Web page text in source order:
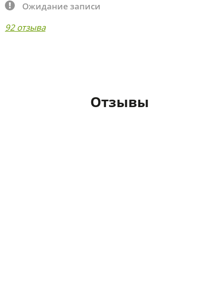
Ожидание записи
92 отзыва
Отзывы